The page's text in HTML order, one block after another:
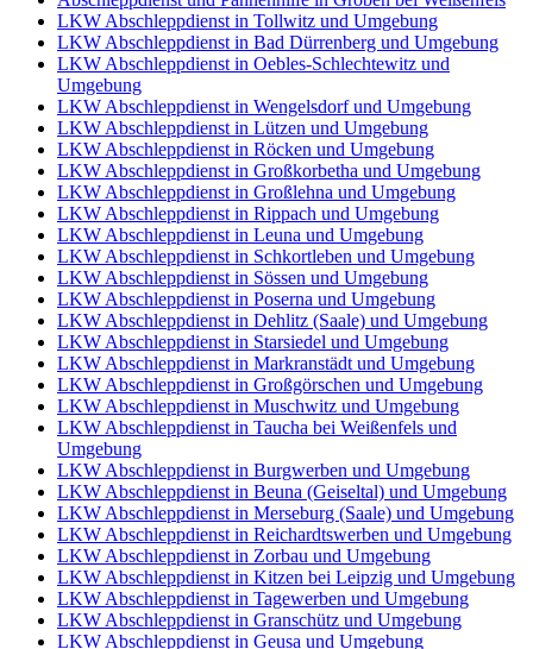
LKW Abschleppdienst in Tollwitz und Umgebung
LKW Abschleppdienst in Bad Dürrenberg und Umgebung
LKW Abschleppdienst in Oebles-Schlechtewitz und
Umgebung
LKW Abschleppdienst in Wengelsdorf und Umgebung
LKW Abschleppdienst in Lützen und Umgebung
LKW Abschleppdienst in Röcken und Umgebung
LKW Abschleppdienst in Großkorbetha und Umgebung
LKW Abschleppdienst in Großlehna und Umgebung
LKW Abschleppdienst in Rippach und Umgebung
LKW Abschleppdienst in Leuna und Umgebung
LKW Abschleppdienst in Schkortleben und Umgebung
LKW Abschleppdienst in Sössen und Umgebung
LKW Abschleppdienst in Poserna und Umgebung
LKW Abschleppdienst in Dehlitz (Saale) und Umgebung
LKW Abschleppdienst in Starsiedel und Umgebung
LKW Abschleppdienst in Markranstädt und Umgebung
LKW Abschleppdienst in Großgörschen und Umgebung
LKW Abschleppdienst in Muschwitz und Umgebung
LKW Abschleppdienst in Taucha bei Weißenfels und
Umgebung
LKW Abschleppdienst in Burgwerben und Umgebung
LKW Abschleppdienst in Beuna (Geiseltal) und Umgebung
LKW Abschleppdienst in Merseburg (Saale) und Umgebung
LKW Abschleppdienst in Reichardtswerben und Umgebung
LKW Abschleppdienst in Zorbau und Umgebung
LKW Abschleppdienst in Kitzen bei Leipzig und Umgebung
LKW Abschleppdienst in Tagewerben und Umgebung
LKW Abschleppdienst in Granschütz und Umgebung
LKW Abschleppdienst in Geusa und Umgebung